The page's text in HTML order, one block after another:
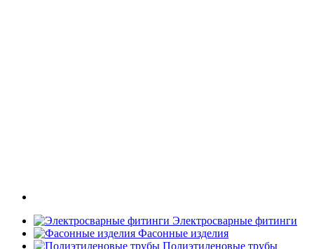
Электросварные фитинги
Фасонные изделия
Полиэтиленовые трубы